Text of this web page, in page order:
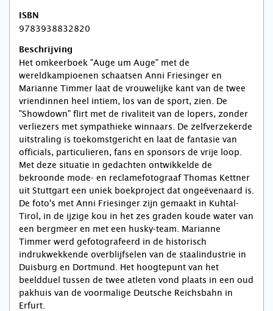
ISBN
9783938832820
Beschrijving
Het omkeerboek "Auge um Auge" met de
wereldkampioenen schaatsen Anni Friesinger en
Marianne Timmer laat de vrouwelijke kant van de twee
vriendinnen heel intiem, los van de sport, zien. De
"Showdown" flirt met de rivaliteit van de lopers, zonder
verliezers met sympathieke winnaars. De zelfverzekerde
uitstraling is toekomstgericht en laat de fantasie van
officials, particulieren, fans en sponsors de vrije loop.
Met deze situatie in gedachten ontwikkelde de
bekroonde mode- en reclamefotograaf Thomas Kettner
uit Stuttgart een uniek boekproject dat ongeëvenaard is.
De foto's met Anni Friesinger zijn gemaakt in Kuhtal-
Tirol, in de ijzige kou in het zes graden koude water van
een bergmeer en met een husky-team. Marianne
Timmer werd gefotografeerd in de historisch
indrukwekkende overblijfselen van de staalindustrie in
Duisburg en Dortmund. Het hoogtepunt van het
beeldduel tussen de twee atleten vond plaats in een oud
pakhuis van de voormalige Deutsche Reichsbahn in
Erfurt.